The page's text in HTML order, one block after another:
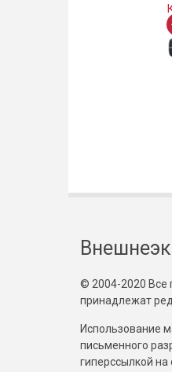
© 2004-2020 Все
принадлежат
Использование
письменного
гиперссылкой